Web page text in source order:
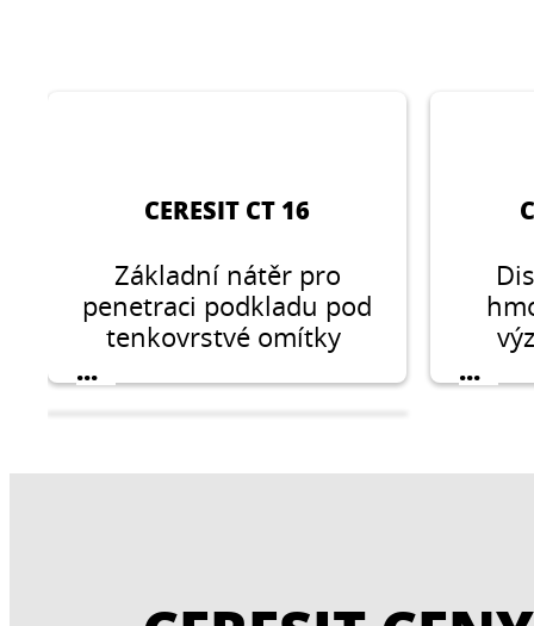
CERESIT CT 16
Základní nátěr pro
penetraci podkladu pod
tenkovrstvé omítky
... ...